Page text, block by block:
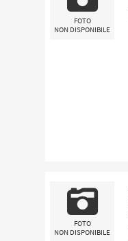
FOTO
NON DISPONIBILE
FOTO
NON DISPONIBILE